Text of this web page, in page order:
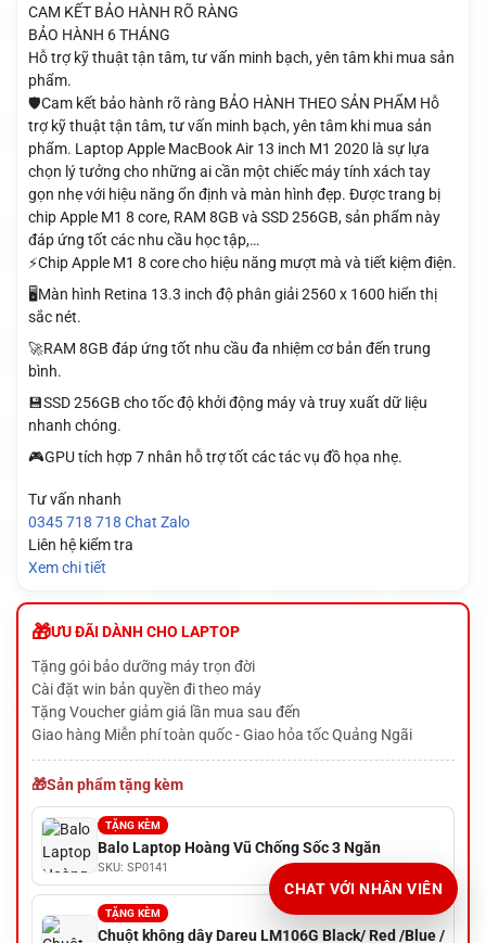
CAM KẾT BẢO HÀNH RÕ RÀNG
BẢO HÀNH 6 THÁNG
Hỗ trợ kỹ thuật tận tâm, tư vấn minh bạch, yên tâm khi mua sản
phẩm.
🛡️Cam kết bảo hành rõ ràng BẢO HÀNH THEO SẢN PHẨM Hỗ
trợ kỹ thuật tận tâm, tư vấn minh bạch, yên tâm khi mua sản
phẩm. Laptop Apple MacBook Air 13 inch M1 2020 là sự lựa
chọn lý tưởng cho những ai cần một chiếc máy tính xách tay
gọn nhẹ với hiệu năng ổn định và màn hình đẹp. Được trang bị
chip Apple M1 8 core, RAM 8GB và SSD 256GB, sản phẩm này
đáp ứng tốt các nhu cầu học tập,…
⚡Chip Apple M1 8 core cho hiệu năng mượt mà và tiết kiệm điện.
🖥️Màn hình Retina 13.3 inch độ phân giải 2560 x 1600 hiển thị
sắc nét.
🚀RAM 8GB đáp ứng tốt nhu cầu đa nhiệm cơ bản đến trung
bình.
💾SSD 256GB cho tốc độ khởi động máy và truy xuất dữ liệu
nhanh chóng.
🎮GPU tích hợp 7 nhân hỗ trợ tốt các tác vụ đồ họa nhẹ.
Tư vấn nhanh
0345 718 718 Chat Zalo
Liên hệ kiểm tra
Xem chi tiết
ƯU ĐÃI DÀNH CHO LAPTOP
Tặng gói bảo dưỡng máy trọn đời
Cài đặt win bản quyền đi theo máy
Tặng Voucher giảm giá lần mua sau đến
Giao hàng Miễn phí toàn quốc - Giao hỏa tốc Quảng Ngãi
Sản phẩm tặng kèm
TẶNG KÈM
Balo Laptop Hoàng Vũ Chống Sốc 3 Ngăn
SKU: SP0141
TẶNG KÈM
Chuột không dây Dareu LM106G Black/ Red /Blue /
CHAT VỚI NHÂN VIÊN